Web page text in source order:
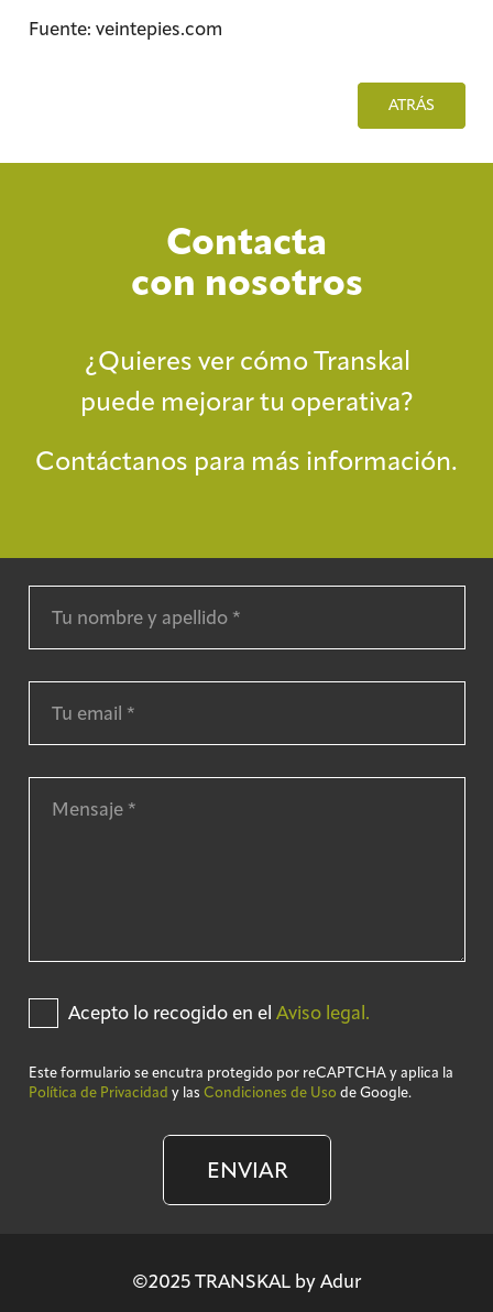
Fuente: veintepies.com
ATRÁS
Contacta
con nosotros
¿Quieres ver cómo Transkal
puede mejorar tu operativa?
Contáctanos para más información.
Acepto lo recogido en el Aviso legal.
Este formulario se encutra protegido por reCAPTCHA y aplica la
Política de Privacidad y las Condiciones de Uso de Google.
ENVIAR
©2025 TRANSKAL by Adur